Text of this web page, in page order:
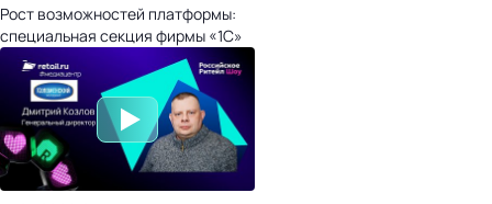
Рост возможностей платформы:
специальная секция фирмы «1С»